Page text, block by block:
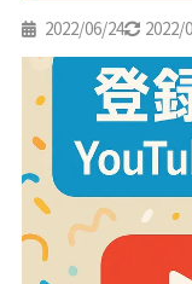
2022/06/24 2022/